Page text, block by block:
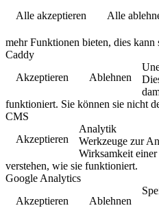
Alle akzeptieren
Alle
mehr Funktionen bieten, dies kann
Caddy
Akzeptieren
Ablehnen
funktioniert. Sie können sie nicht
CMS
Akzeptieren
Analytik
Werkzeuge zur
Wirksamkeit einer
verstehen, wie sie funktioniert.
Google Analytics
Akzeptieren
Ablehnen